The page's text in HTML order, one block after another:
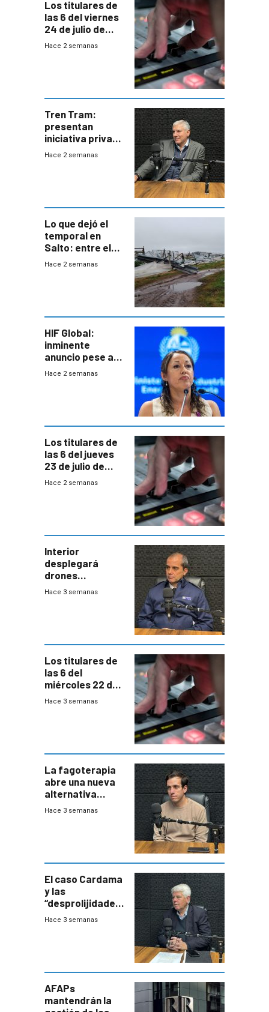
Los titulares de
las 6 del viernes
24 de julio de
2026
Hace 2 semanas
Tren Tram:
presentan
iniciativa privada
para una red de
Hace 2 semanas
Lo que dejó el
temporal en
Salto: entre el
impacto
Hace 2 semanas
HIF Global:
inminente
anuncio pese a
declaración de
gobierno
Hace 2 semanas
Los titulares de
las 6 del jueves
23 de julio de
2026
Hace 2 semanas
Interior
desplegará
drones
autónomos para
Hace 3 semanas
Los titulares de
las 6 del
miércoles 22 de
julio de 2026
Hace 3 semanas
La fagoterapia
abre una nueva
alternativa
contra bacterias
innovadora
Hace 3 semanas
El caso Cardama
y las
“desprolijidades”
que la
Hace 3 semanas
AFAPs
mantendrán la